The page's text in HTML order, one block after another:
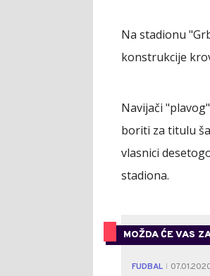
Na stadionu
konstrukcije
Navijači
boriti za titulu
vlasnici
stadiona.
MOŽDA ĆE VAS
FUDBAL